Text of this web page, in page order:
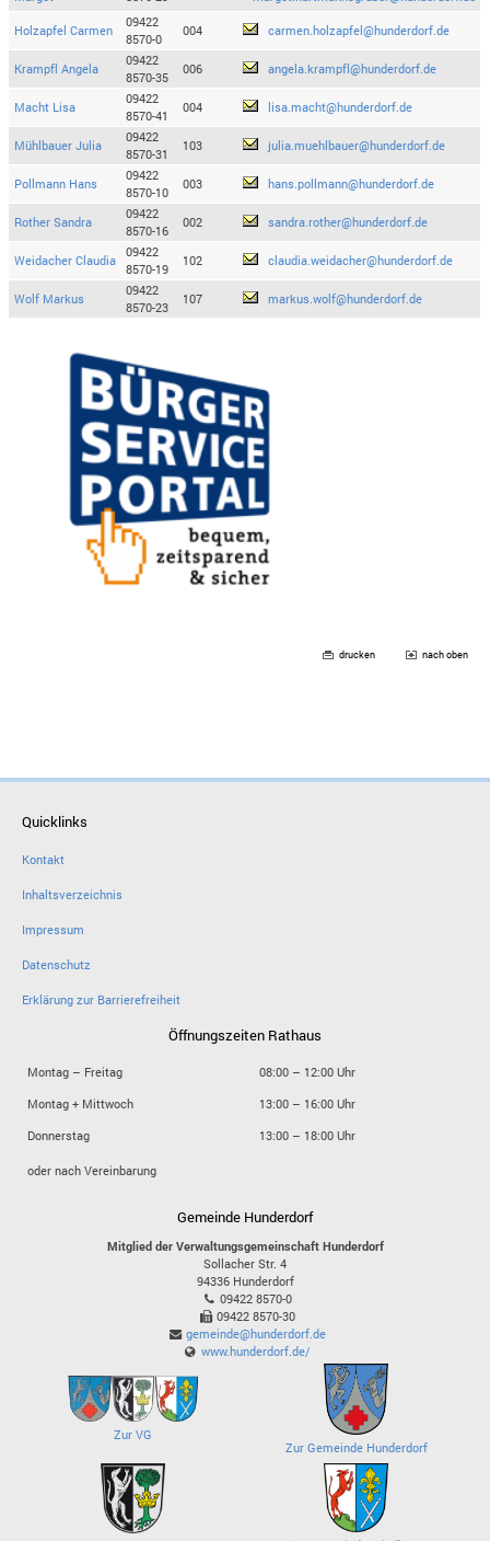
Holzapfel Carmen
09422
8570-0
004 carmen.holzapfel@hunderdorf.de
Krampfl Angela
09422
8570-35
006 angela.krampfl@hunderdorf.de
Macht Lisa
09422
8570-41
004 lisa.macht@hunderdorf.de
Mühlbauer Julia
09422
8570-31
103 julia.muehlbauer@hunderdorf.de
Pollmann Hans
09422
8570-10
003 hans.pollmann@hunderdorf.de
Rother Sandra
09422
8570-16
002 sandra.rother@hunderdorf.de
Weidacher Claudia
09422
8570-19
102 claudia.weidacher@hunderdorf.de
Wolf Markus
09422
8570-23
107 markus.wolf@hunderdorf.de
drucken nach oben
Quicklinks
Kontakt
Inhaltsverzeichnis
Impressum
Datenschutz
Erklärung zur Barrierefreiheit
Öffnungszeiten Rathaus
Montag – Freitag
08:00 – 12:00 Uhr
Montag + Mittwoch
13:00 – 16:00 Uhr
Donnerstag
13:00 – 18:00 Uhr
oder nach Vereinbarung
Gemeinde Hunderdorf
Mitglied der Verwaltungsgemeinschaft Hunderdorf
Sollacher Str. 4
94336 Hunderdorf
09422 8570-0
09422 8570-30
gemeinde@hunderdorf.de
www.hunderdorf.de/
Zur VG
Zur Gemeinde Hunderdorf